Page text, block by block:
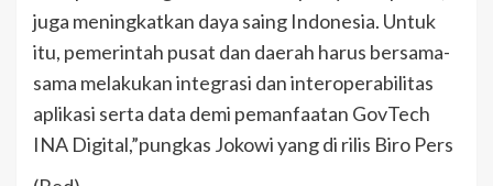
juga meningkatkan daya saing Indonesia. Untuk
itu, pemerintah pusat dan daerah harus bersama-
sama melakukan integrasi dan interoperabilitas
aplikasi serta data demi pemanfaatan GovTech
INA Digital,”pungkas Jokowi yang di rilis Biro Pers